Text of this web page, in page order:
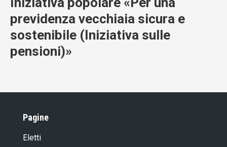
previdenza vecchiaia sicura e
sostenibile (Iniziativa sulle
pensioni)»
Pagine
Eletti